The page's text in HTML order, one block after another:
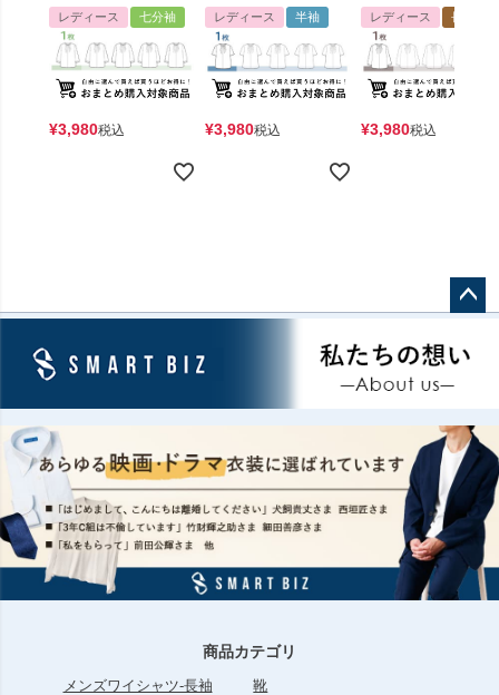
レディース 七分袖
¥3,980税込
レディース 半袖
¥3,980税込
レディース 長袖
¥3,980税込
ジト
商品カテゴリ
メンズワイシャツ-長袖
靴